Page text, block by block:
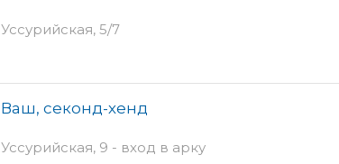
Уссурийская, 5/7
Ваш, секонд-хенд
Уссурийская, 9 - вход в арку